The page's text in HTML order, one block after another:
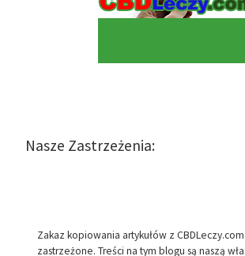
Nasze Zastrzeżenia:
Zakaz kopiowania artykułów z
zastrzeżone. Treści na tym blogu są naszą